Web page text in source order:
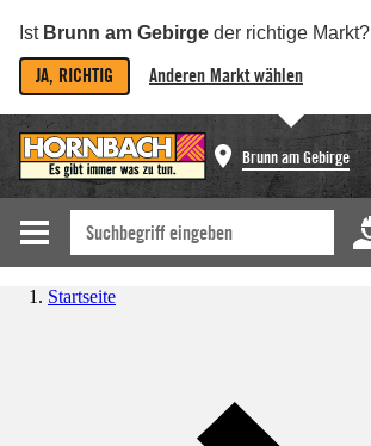
Ist Brunn am Gebirge der richtige Markt?
JA, RICHTIG Anderen Markt wählen
Brunn am Gebirge
Startseite